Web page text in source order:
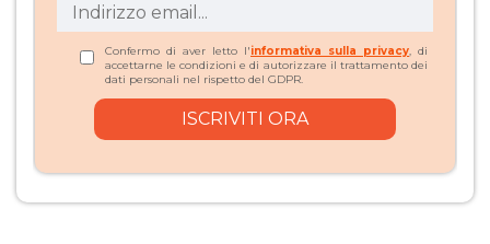
Confermo di aver letto l'informativa sulla privacy, di
accettarne le condizioni e di autorizzare il trattamento dei
dati personali nel rispetto del GDPR.